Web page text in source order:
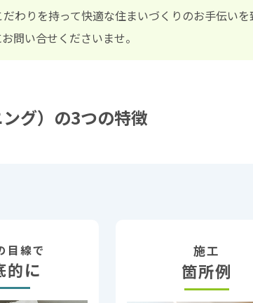
わりを持って快適な住まいづくりのお手伝いを
問い合せくださいませ。
グ）の3つの特徴
目線で
的に
施工
箇所例